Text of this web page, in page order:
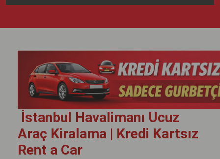
İstanbul Havalimanı Ucuz
Araç Kiralama | Kredi Kartsız
Rent a Car